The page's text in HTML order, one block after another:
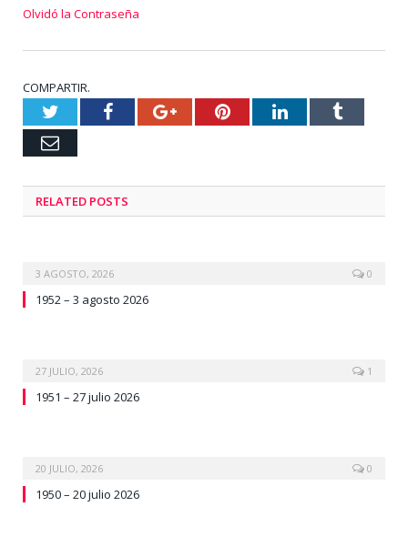
Olvidó la Contraseña
COMPARTIR.
TwitterFacebookGoogle+PinterestLinkedInTumblr
Email
RELATED POSTS
3 AGOSTO, 2026 0
1952 – 3 agosto 2026
27 JULIO, 2026 1
1951 – 27 julio 2026
20 JULIO, 2026 0
1950 – 20 julio 2026